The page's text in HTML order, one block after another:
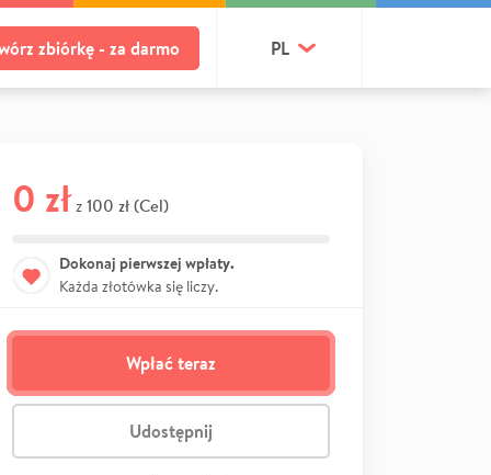
zbiórkę - za darmo PL
0 zł z 100 zł (Cel)
Dokonaj pierwszej wpłaty.
Każda złotówka się liczy.
Wpłać teraz
Udostępnij